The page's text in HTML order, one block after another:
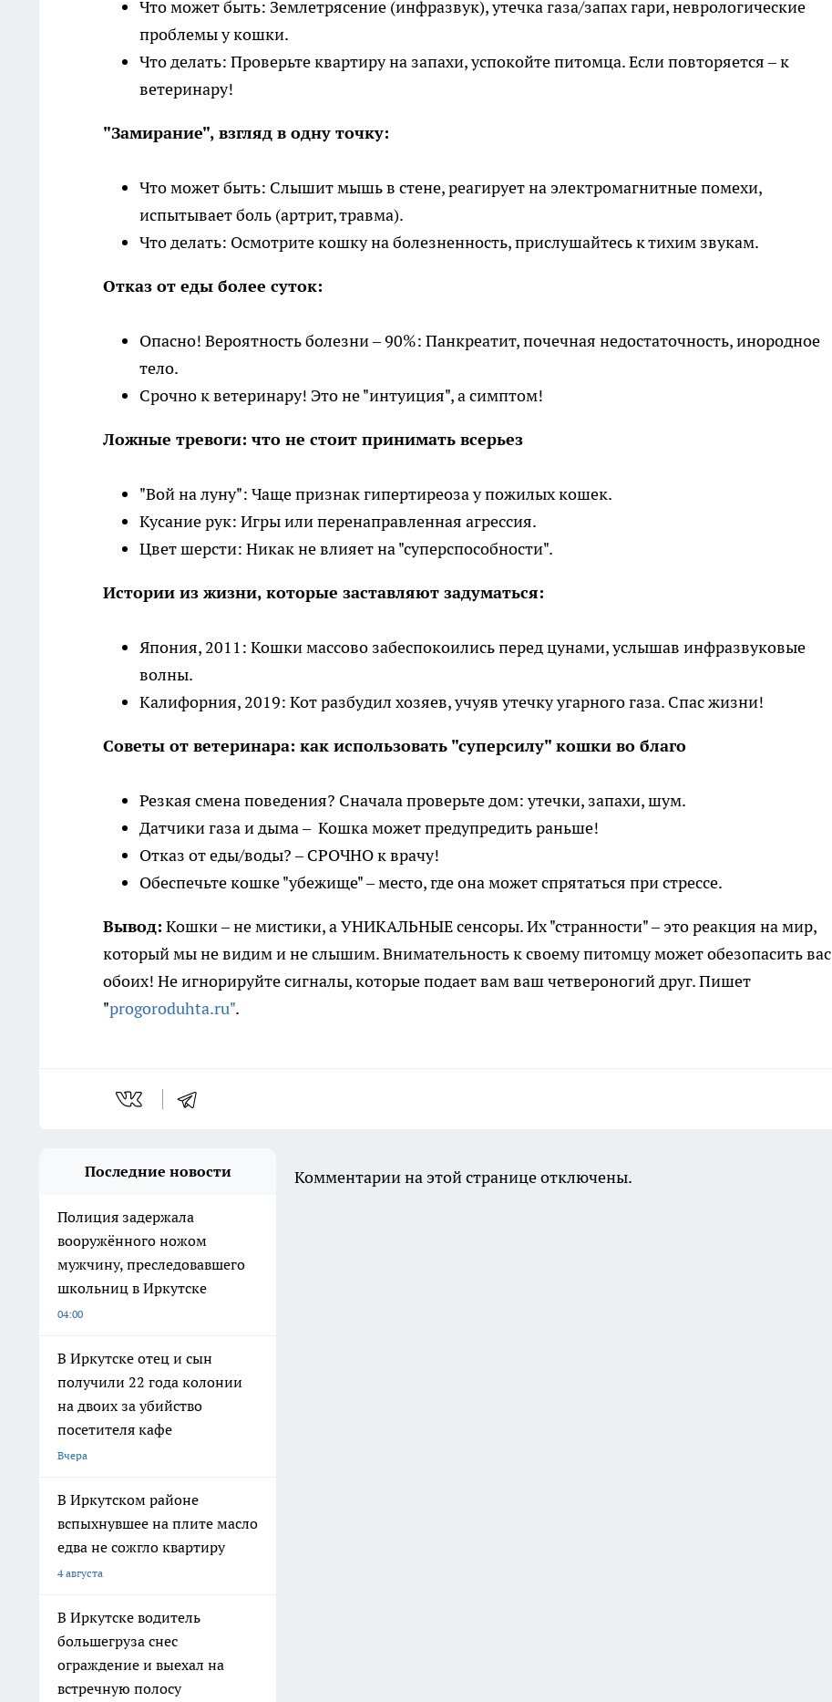
Что может быть: Землетрясение (инфразвук), утечка газа/запах гари, неврологические
проблемы у кошки.
Что делать: Проверьте квартиру на запахи, успокойте питомца. Если повторяется – к
ветеринару!
"Замирание", взгляд в одну точку:
Что может быть: Слышит мышь в стене, реагирует на электромагнитные помехи,
испытывает боль (артрит, травма).
Что делать: Осмотрите кошку на болезненность, прислушайтесь к тихим звукам.
Отказ от еды более суток:
Опасно! Вероятность болезни – 90%: Панкреатит, почечная недостаточность, инородное
тело.
Срочно к ветеринару! Это не "интуиция", а симптом!
Ложные тревоги: что не стоит принимать всерьез
"Вой на луну": Чаще признак гипертиреоза у пожилых кошек.
Кусание рук: Игры или перенаправленная агрессия.
Цвет шерсти: Никак не влияет на "суперспособности".
Истории из жизни, которые заставляют задуматься:
Япония, 2011: Кошки массово забеспокоились перед цунами, услышав инфразвуковые
волны.
Калифорния, 2019: Кот разбудил хозяев, учуяв утечку угарного газа. Спас жизни!
Советы от ветеринара: как использовать "суперсилу" кошки во благо
Резкая смена поведения? Сначала проверьте дом: утечки, запахи, шум.
Датчики газа и дыма – Кошка может предупредить раньше!
Отказ от еды/воды? – СРОЧНО к врачу!
Обеспечьте кошке "убежище" – место, где она может спрятаться при стрессе.
Вывод: Кошки – не мистики, а УНИКАЛЬНЫЕ сенсоры. Их "странности" – это реакция на мир,
который мы не видим и не слышим. Внимательность к своему питомцу может обезопасить вас
обоих! Не игнорируйте сигналы, которые подает вам ваш четвероногий друг. Пишет
"progoroduhta.ru".
Последние новости
Полиция задержала
вооружённого ножом
мужчину, преследовавшего
школьниц в Иркутске
04:00
В Иркутске отец и сын
получили 22 года колонии
на двоих за убийство
посетителя кафе
Вчера
В Иркутском районе
вспыхнувшее на плите масло
едва не сожгло квартиру
4 августа
В Иркутске водитель
большегруза снес
ограждение и выехал на
встречную полосу
Комментарии на этой странице отключены.